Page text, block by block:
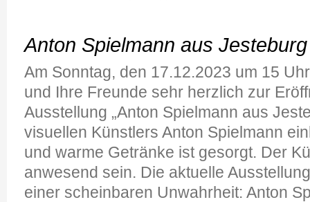
Anton Spielmann aus Jesteburg
Am Sonntag, den 17.12.2023 um 15
und Ihre Freunde sehr herzlich zur
Ausstellung „Anton Spielmann aus
visuellen Künstlers Anton Spielmann
und warme Getränke ist gesorgt. Der
anwesend sein. Die aktuelle
einer scheinbaren Unwahrheit: Anton